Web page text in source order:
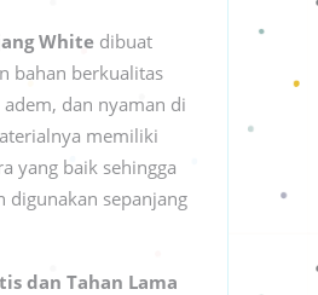
White dibuat
bahan berkualitas
dan nyaman di
memiliki
yang baik sehingga
digunakan sepanjang
dan Tahan Lama